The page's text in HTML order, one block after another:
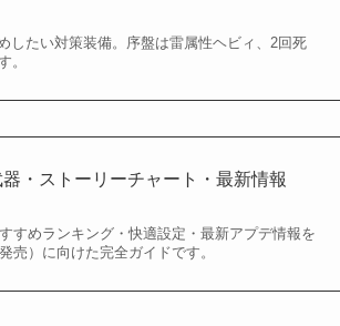
したい対策装備。序盤は雷属性ヘビィ、2回死
。
・ストーリーチャート・最新情報
すめランキング・快適設定・最新アプデ情報を
売）に向けた完全ガイドです。